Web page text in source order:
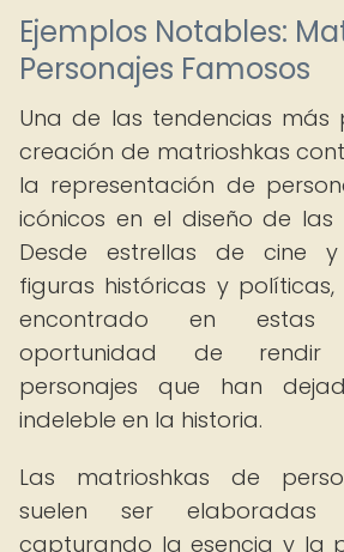
Ejemplos Notables:
Personajes Famosos
Una de las tendencias más
creación de matrioshkas
la representación de
icónicos en el diseño de las
Desde estrellas de cine
figuras históricas y
encontrado en estas
oportunidad de rendir
personajes que han
indeleble en la historia.
Las matrioshkas de
suelen ser elaboradas
capturando la esencia y la